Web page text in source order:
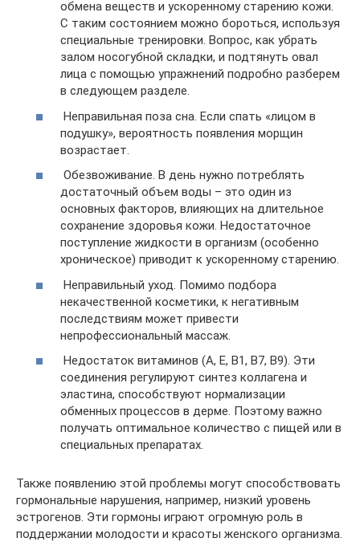
обмена веществ и ускоренному старению кожи.
С таким состоянием можно бороться, используя
специальные тренировки. Вопрос, как убрать
залом носогубной складки, и подтянуть овал
лица с помощью упражнений подробно разберем
в следующем разделе.
Неправильная поза сна. Если спать «лицом в
подушку», вероятность появления морщин
возрастает.
Обезвоживание. В день нужно потреблять
достаточный объем воды – это один из
основных факторов, влияющих на длительное
сохранение здоровья кожи. Недостаточное
поступление жидкости в организм (особенно
хроническое) приводит к ускоренному старению.
Неправильный уход. Помимо подбора
некачественной косметики, к негативным
последствиям может привести
непрофессиональный массаж.
Недостаток витаминов (А, Е, В1, В7, В9). Эти
соединения регулируют синтез коллагена и
эластина, способствуют нормализации
обменных процессов в дерме. Поэтому важно
получать оптимальное количество с пищей или в
специальных препаратах.
Также появлению этой проблемы могут способствовать
гормональные нарушения, например, низкий уровень
эстрогенов. Эти гормоны играют огромную роль в
поддержании молодости и красоты женского организма.